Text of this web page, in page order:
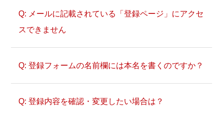
以下のページにアクセスしてください。
>> https://www.gamecity.ne.jp/servlet/
赤いボタン［ my GAMECITYアカウント
メールに記載されている「登録ページ」にアクセ
スできません
登録フォームの名前欄には本名を書くのですか？
登録内容を確認・変更したい場合は？